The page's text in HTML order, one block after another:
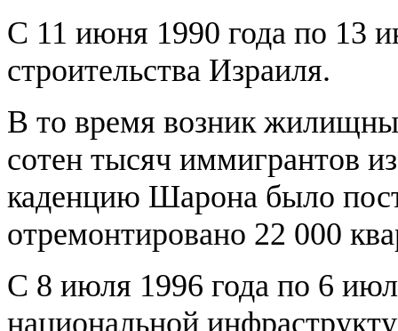
С 11 июня 1990 года по 13
строительства Израиля.
В то время возник
сотен тысяч иммигрантов
каденцию Шарона было
отремонтировано 22 000
С 8 июля 1996 года по 6
национальной